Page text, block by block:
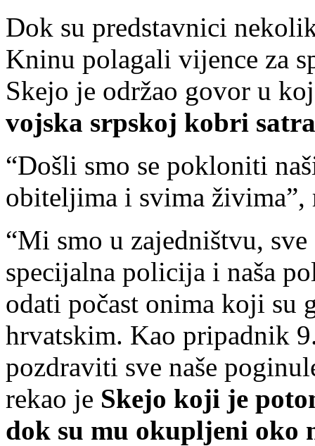
Dok su predstavnici
Kninu polagali vijence za
Skejo je održao govor u
vojska srpskoj kobri
“Došli smo se pokloniti
obiteljima i svima živima”,
“Mi smo u zajedništvu,
specijalna policija i naša
odati počast onima koji su
hrvatskim. Kao pripadnik
pozdraviti sve naše
rekao je Skejo koji je
dok su mu okupljeni oko